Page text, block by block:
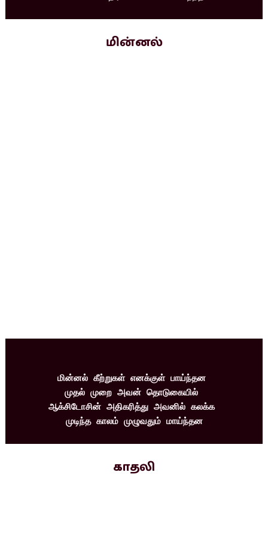
மின்னல்
மின்னல் கீற்றுகள் எனக்குள் பாய்ந்தன
முதல் முறை அவன் தொடுகையில்
ஆக்சிடோசின் அதிகரித்து அவனில் கலக்க
முடிந்த காலம் முழுவதும் மாய்ந்தன
காதலி